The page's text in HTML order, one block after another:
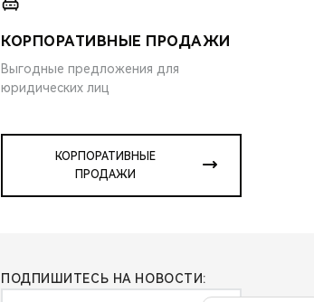
КОРПОРАТИВНЫЕ ПРОДАЖИ
Выгодные предложения для
юридических лиц
КОРПОРАТИВНЫЕ
ПРОДАЖИ
ПОДПИШИТЕСЬ НА НОВОСТИ: